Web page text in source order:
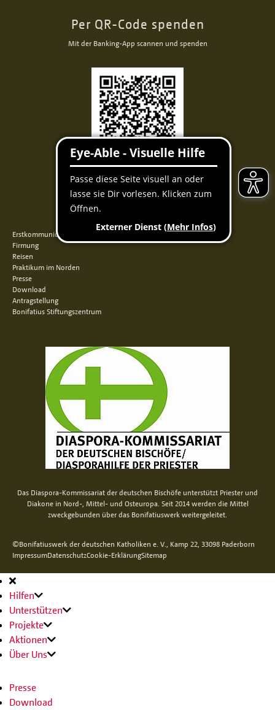
Per QR-Code spenden
Mit der Banking-App scannen und spenden
FacebookInstagramYoutube
QUICKLINKS
Erstkommunion
Firmung
Reisen
Praktikum im Norden
Presse
Download
Antragstellung
Bonifatius Stiftungszentrum
Das Diaspora-Kommissariat der deutschen Bischöfe unterstützt Priester und
Diakone in Nord-, Mittel- und Osteuropa. Seit 2014 werden die Mittel
zweckgebunden über das Bonifatiuswerk weitergeleitet.
©Bonifatiuswerk der deutschen Katholiken e. V., Kamp 22, 33098 Paderborn
ImpressumDatenschutzCookie-ErklärungSitemap
Hauptnavigation
Hilfen
Unterstützen
Projekte
Aktionen
Über Uns
Presse
Download